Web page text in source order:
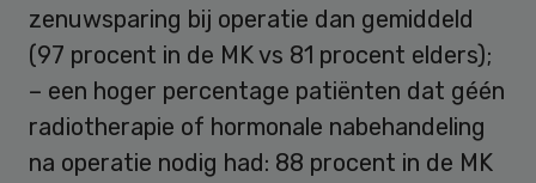
zenuwsparing bij operatie dan gemiddeld
(97 procent in de MK vs 81 procent elders);
– een hoger percentage patiënten dat géén
radiotherapie of hormonale nabehandeling
na operatie nodig had: 88 procent in de MK